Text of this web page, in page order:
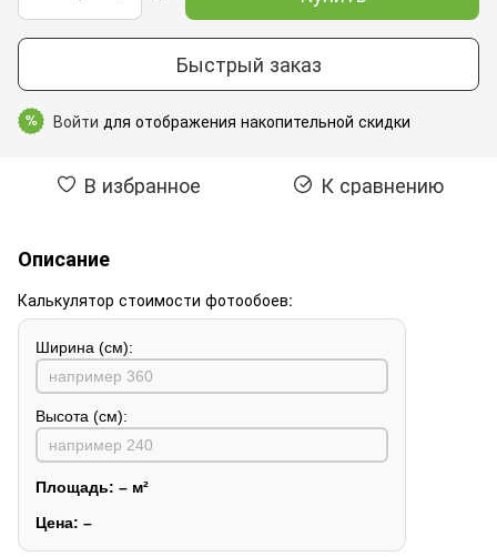
Быстрый заказ
% Войти для отображения накопительной скидки
В избранное К сравнению
Описание
Калькулятор стоимости фотообоев:
Ширина (см):
Высота (см):
Площадь: – м²
Цена: –